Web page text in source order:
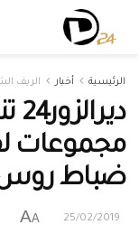
الرئيسية أخبار الريف
مجموعات
ضباط روس
25/02/2019
A
A